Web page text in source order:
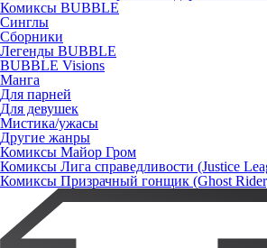
Комиксы BUBBLE
Синглы
Сборники
Легенды BUBBLE
BUBBLE Visions
Манга
Для парней
Для девушек
Мистика/ужасы
Другие жанры
Комиксы Майор Гром
Комиксы Лига справедливости (Justice
Комиксы Призрачный гонщик (Ghost